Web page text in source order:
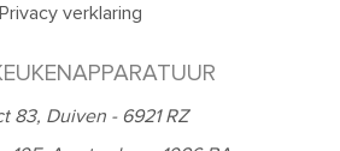
Privacy verklaring
83, Duiven - 6921 RZ